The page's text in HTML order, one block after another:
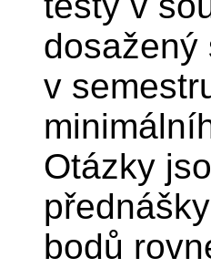
dosažený
v
Otázky
bodů